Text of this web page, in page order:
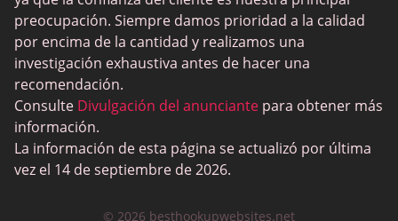
preocupación. Siempre damos prioridad a la calidad
por encima de la cantidad y realizamos una
investigación exhaustiva antes de hacer una
recomendación.
Consulte Divulgación del anunciante para obtener más
información.
La información de esta página se actualizó por última
vez el 14 de septiembre de 2026.
© 2026 besthookupwebsites.net